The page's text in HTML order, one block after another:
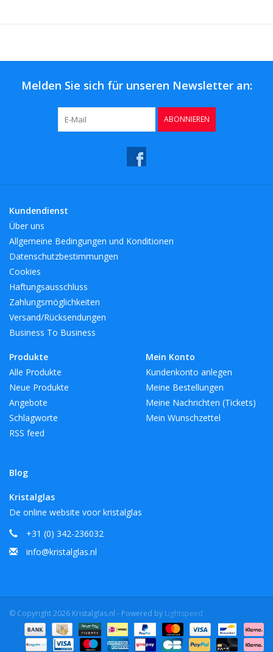
Melden Sie sich für unseren Newsletter an:
ABONNIEREN
Kundendienst
Über uns
Allgemeine Bedingungen und Konditionen
Datenschutzbestimmungen
Cookies
Haftungsausschluss
Zahlungsmöglichkeiten
Versand/Rücksendungen
Business To Business
Produkte
Alle Produkte
Neue Produkte
Angebote
Schlagworte
RSS feed
Blog
Mein Konto
Kundenkonto anlegen
Meine Bestellungen
Meine Nachrichten (Tickets)
Mein Wunschzettel
Kristalglas
De online website voor kristalglas
+31 (0) 342-236032
info@kristalglas.nl
© Copyright 2026 Kristalglas.nl - Powered by Lightspeed